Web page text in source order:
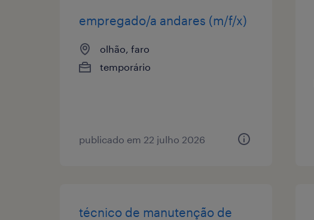
empregado/a andares (m/f/x)
olhão, faro
temporário
publicado em 22 julho 2026
técnico de manutenção de